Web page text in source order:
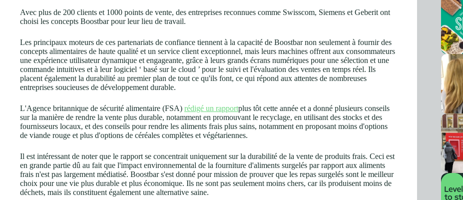
Avec plus de 200 clients et 1000 points de vente, des entreprises reconnues comme Swisscom, Siemens et Geberit ont
choisi les concepts Boostbar pour leur lieu de travail.
Les principaux moteurs de ces partenariats de confiance tiennent à la capacité de Boostbar non seulement à fournir des
concepts alimentaires de haute qualité et un service client exceptionnel, mais leurs machines offrent aux consommateurs
une expérience utilisateur dynamique et engageante, grâce à leurs grands écrans numériques pour une sélection et une
commande intuitives et à leur logiciel ‘ basé sur le cloud ’ pour le suivi et l'évaluation des ventes en temps réel. Ils
placent également la durabilité au premier plan de tout ce qu'ils font, ce qui répond aux attentes de nombreuses
entreprises soucieuses de développement durable.
L'Agence britannique de sécurité alimentaire (FSA) rédigé un rapportplus tôt cette année et a donné plusieurs conseils
sur la manière de rendre la vente plus durable, notamment en promouvant le recyclage, en utilisant des stocks et des
fournisseurs locaux, et des conseils pour rendre les aliments frais plus sains, notamment en proposant moins d'options
de viande rouge et plus d'options de céréales complètes et végétariennes.
Il est intéressant de noter que le rapport se concentrait uniquement sur la durabilité de la vente de produits frais. Ceci est
en grande partie dû au fait que l'impact environnemental de la fourniture d'aliments surgelés par rapport aux aliments
frais n'est pas largement médiatisé. Boostbar s'est donné pour mission de prouver que les repas surgelés sont le meilleur
choix pour une vie plus durable et plus économique. Ils ne sont pas seulement moins chers, car ils produisent moins de
déchets, mais ils constituent également une alternative saine.